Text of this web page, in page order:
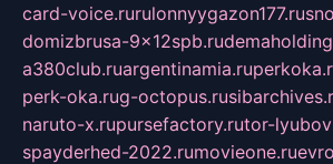
card-voice.rurulonnyygazon177.ru
domizbrusa-9x12spb.ru
a380club.ruargentinamia.ru
perk-oka.rug-octopus.ru
naruto-x.rupursefactory.rutor-
spayderhed-2022.rumovieone.ru